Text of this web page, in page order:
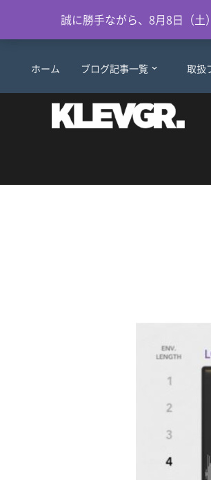
ホーム ブログ記事一覧 取
誠に勝手ながら、8月8日（土